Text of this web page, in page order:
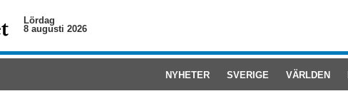
Lördag
8 augusti 2026
NYHETER SVERIGE VÄRLDEN